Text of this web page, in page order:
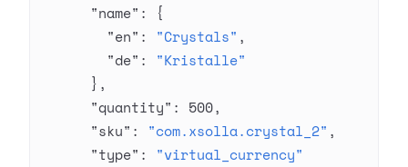
      "name"
: {
        "en"
: "Crystals" ,
        "de"
: "Kristalle"
      },
      "quantity"
: 500,
      "sku"
: "com.xsolla.crystal_2" ,
      "type"
: "virtual_currency"